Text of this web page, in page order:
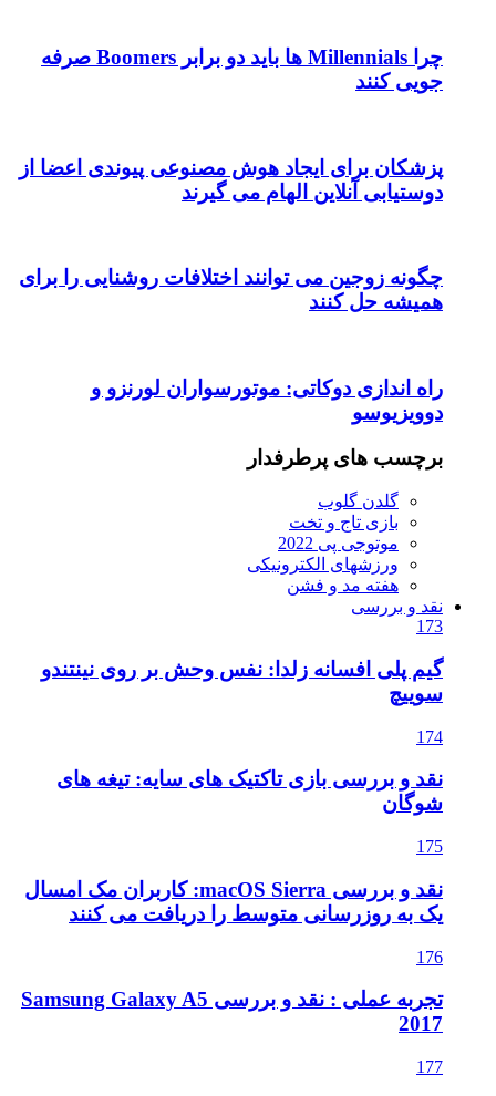
چرا Millennials ها باید دو برابر Boomers صرفه
جویی کنند
پزشکان برای ایجاد هوش مصنوعی پیوندی اعضا از
دوستیابی آنلاین الهام می گیرند
چگونه زوجین می توانند اختلافات روشنایی را برای
همیشه حل کنند
راه اندازی دوکاتی: موتورسواران لورنزو و
دوویزیوسو
برچسب های پرطرفدار
گلدن گلوب
بازی تاج و تخت
موتوجی پی 2022
ورزشهای الکترونیکی
هفته مد و فشن
نقد و بررسی
173
گیم پلی افسانه زلدا: نفس وحش بر روی نینتندو
سوییچ
174
نقد و بررسی بازی تاکتیک های سایه: تیغه های
شوگان
175
نقد و بررسی macOS Sierra: کاربران مک امسال
یک به روزرسانی متوسط را دریافت می کنند
176
تجربه عملی : نقد و بررسی Samsung Galaxy A5
2017
177